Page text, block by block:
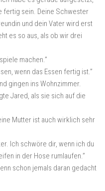
fertig sein. Deine Schwester
und dein Vater wird erst
es so aus, als ob wir drei
machen.”
wenn das Essen fertig ist.”
gingen ins Wohnzimmer.
Jared, als sie sich auf die
Mutter ist auch wirklich sehr
Ich schwöre dir, wenn ich du
in der Hose rumlaufen.”
schon jemals daran gedacht